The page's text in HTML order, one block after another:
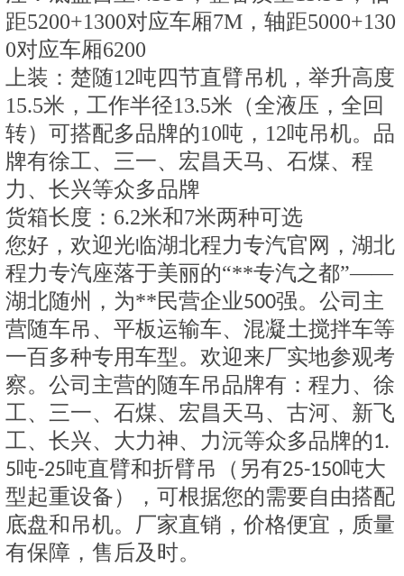
距5200+1300对应车厢7M，轴距5000+130
0对应车厢6200
上装：楚随12吨四节直臂吊机，举升高度
15.5米，工作半径13.5米（全液压，全回
转）可搭配多品牌的10吨，12吨吊机。品
牌有徐工、三一、宏昌天马、石煤、程
力、长兴等众多品牌
货箱长度：6.2米和7米两种可选
您好，欢迎光临湖北程力专汽官网，湖北
程力专汽座落于美丽的“**专汽之都”——
湖北随州，为**民营企业500强。公司主
营随车吊、平板运输车、混凝土搅拌车等
一百多种专用车型。欢迎来厂实地参观考
察。公司主营的随车吊品牌有：程力、徐
工、三一、石煤、宏昌天马、古河、新飞
工、长兴、大力神、力沅等众多品牌的1.
5吨-25吨直臂和折臂吊（另有25-150吨大
型起重设备），可根据您的需要自由搭配
底盘和吊机。厂家直销，价格便宜，质量
有保障，售后及时。